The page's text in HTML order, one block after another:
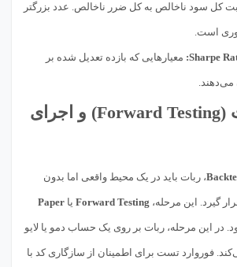
کل سود ناخالص به کل ضرر ناخالص. عدد بزرگتر
Sharpe معیارهایی که بازده تعدیل شده بر
فوروارد تست (Forward Testing) و اجرای
، ربات باید در یک محیط واقعی اما بدون
گیرد. این مرحله، Forward Testing یا Paper
در این مرحله، ربات بر روی یک حساب دمو یا لایو
فوروارد تست برای اطمینان از سازگاری کد با